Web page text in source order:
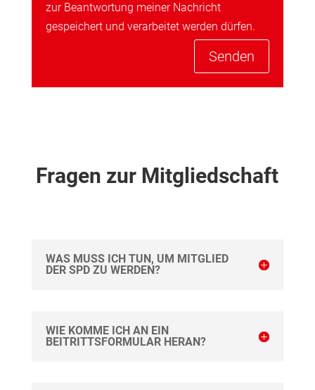
zur Beantwortung meiner Nachricht
gespeichert und verarbeitet werden dürfen.
Senden
Fragen zur Mitgliedschaft
WAS MUSS ICH TUN, UM MITGLIED
DER SPD ZU WERDEN?
WIE KOMME ICH AN EIN
BEITRITTSFORMULAR HERAN?